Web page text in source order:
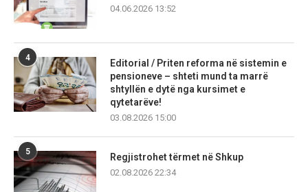
04.06.2026 13:52
4
Editorial / Priten reforma në sistemin e
pensioneve – shteti mund ta marrë
shtyllën e dytë nga kursimet e
qytetarëve!
03.08.2026 15:00
5
Regjistrohet tërmet në Shkup
02.08.2026 22:34